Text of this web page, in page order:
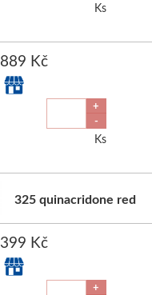
Ks
889 Kč
+
-
Ks
325 quinacridone red
399 Kč
+